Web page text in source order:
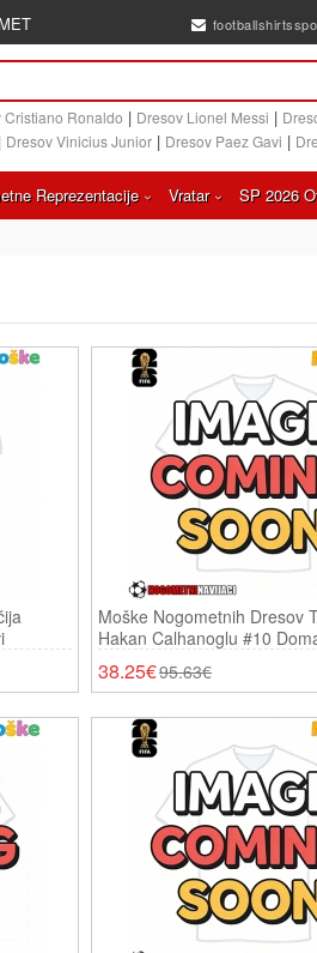
Cristiano Ronaldo | Dresov Lionel Messi |
| Dresov Vinicius Junior | Dresov Paez Gavi |
Reprezentacije Vratar SP 2026
Moške Nogometnih Dresov
Hakan Calhanoglu #10
Kratki Rokavi
38.25€95.63€